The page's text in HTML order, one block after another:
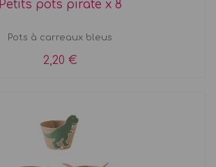
Petits pots pirate x 8
Pots à carreaux bleus
2,20 €